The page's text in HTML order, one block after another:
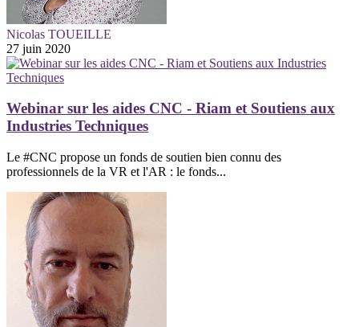
Nicolas TOUEILLE
27 juin 2020
Webinar sur les aides CNC - Riam et Soutiens aux
Industries Techniques
Le #CNC propose un fonds de soutien bien connu des
professionnels de la VR et l'AR : le fonds...